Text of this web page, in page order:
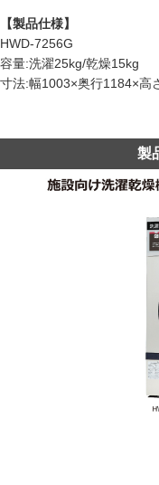
【製品仕様】
HWD-7256G
容量:洗濯25kg/乾燥15kg
寸法:幅1003×奥行1184×高
製